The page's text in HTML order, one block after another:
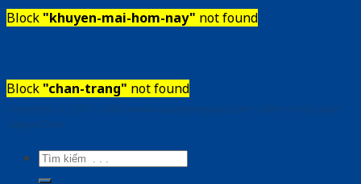
Block "khuyen-mai-hom-nay" not found
Block "chan-trang" not found
Copyright ⓒ 2010 – 2026 www.cuadepangiang.com | Đơn vị chủ quản
SaigonDoor
Tìm
kiếm: